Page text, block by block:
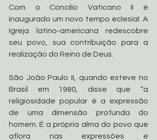
Com o Concílio Vaticano II é
inaugurado um novo tempo eclesial. A
Igreja latino-americana redescobre
seu povo, sua contribuição para a
realização do Reino de Deus.
São João Paulo II, quando esteve no
Brasil em 1980, disse que “a
religiosidade popular é a expressão
de uma dimensão profunda do
homem. É a própria alma do povo que
aflora nas expressões e